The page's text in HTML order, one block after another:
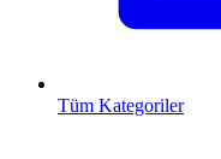
Tüm Kategoriler